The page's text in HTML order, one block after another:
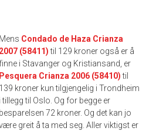
Mens Condado de Haza Crianza
2007 (58411)til 129 kroner også er å
finne i Stavanger og Kristiansand, er
Pesquera Crianza 2006 (58410)til
139 kroner kun tilgjengelig i Trondheim
i tillegg til Oslo. Og for begge er
besparelsen 72 kroner. Og det kan jo
greit å ta med seg. Aller viktigst er